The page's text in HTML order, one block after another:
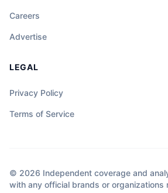
Careers
Advertise
LEGAL
Privacy Policy
Terms of Service
© 2026 Independent coverage and
with any official brands or organizations